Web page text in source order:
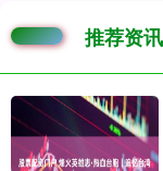
推荐资讯